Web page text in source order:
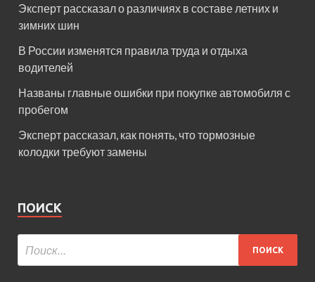
Эксперт рассказал о различиях в составе летних и
зимних шин
В России изменятся правила труда и отдыха
водителей
Названы главные ошибки при покупке автомобиля с
пробегом
Эксперт рассказал, как понять, что тормозные
колодки требуют замены
ПОИСК